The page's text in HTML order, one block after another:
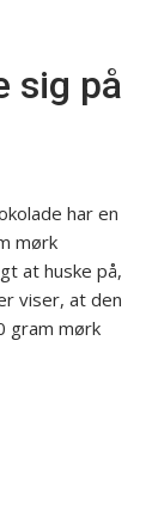
sig på
har en
mørk
at huske på,
viser, at den
gram mørk